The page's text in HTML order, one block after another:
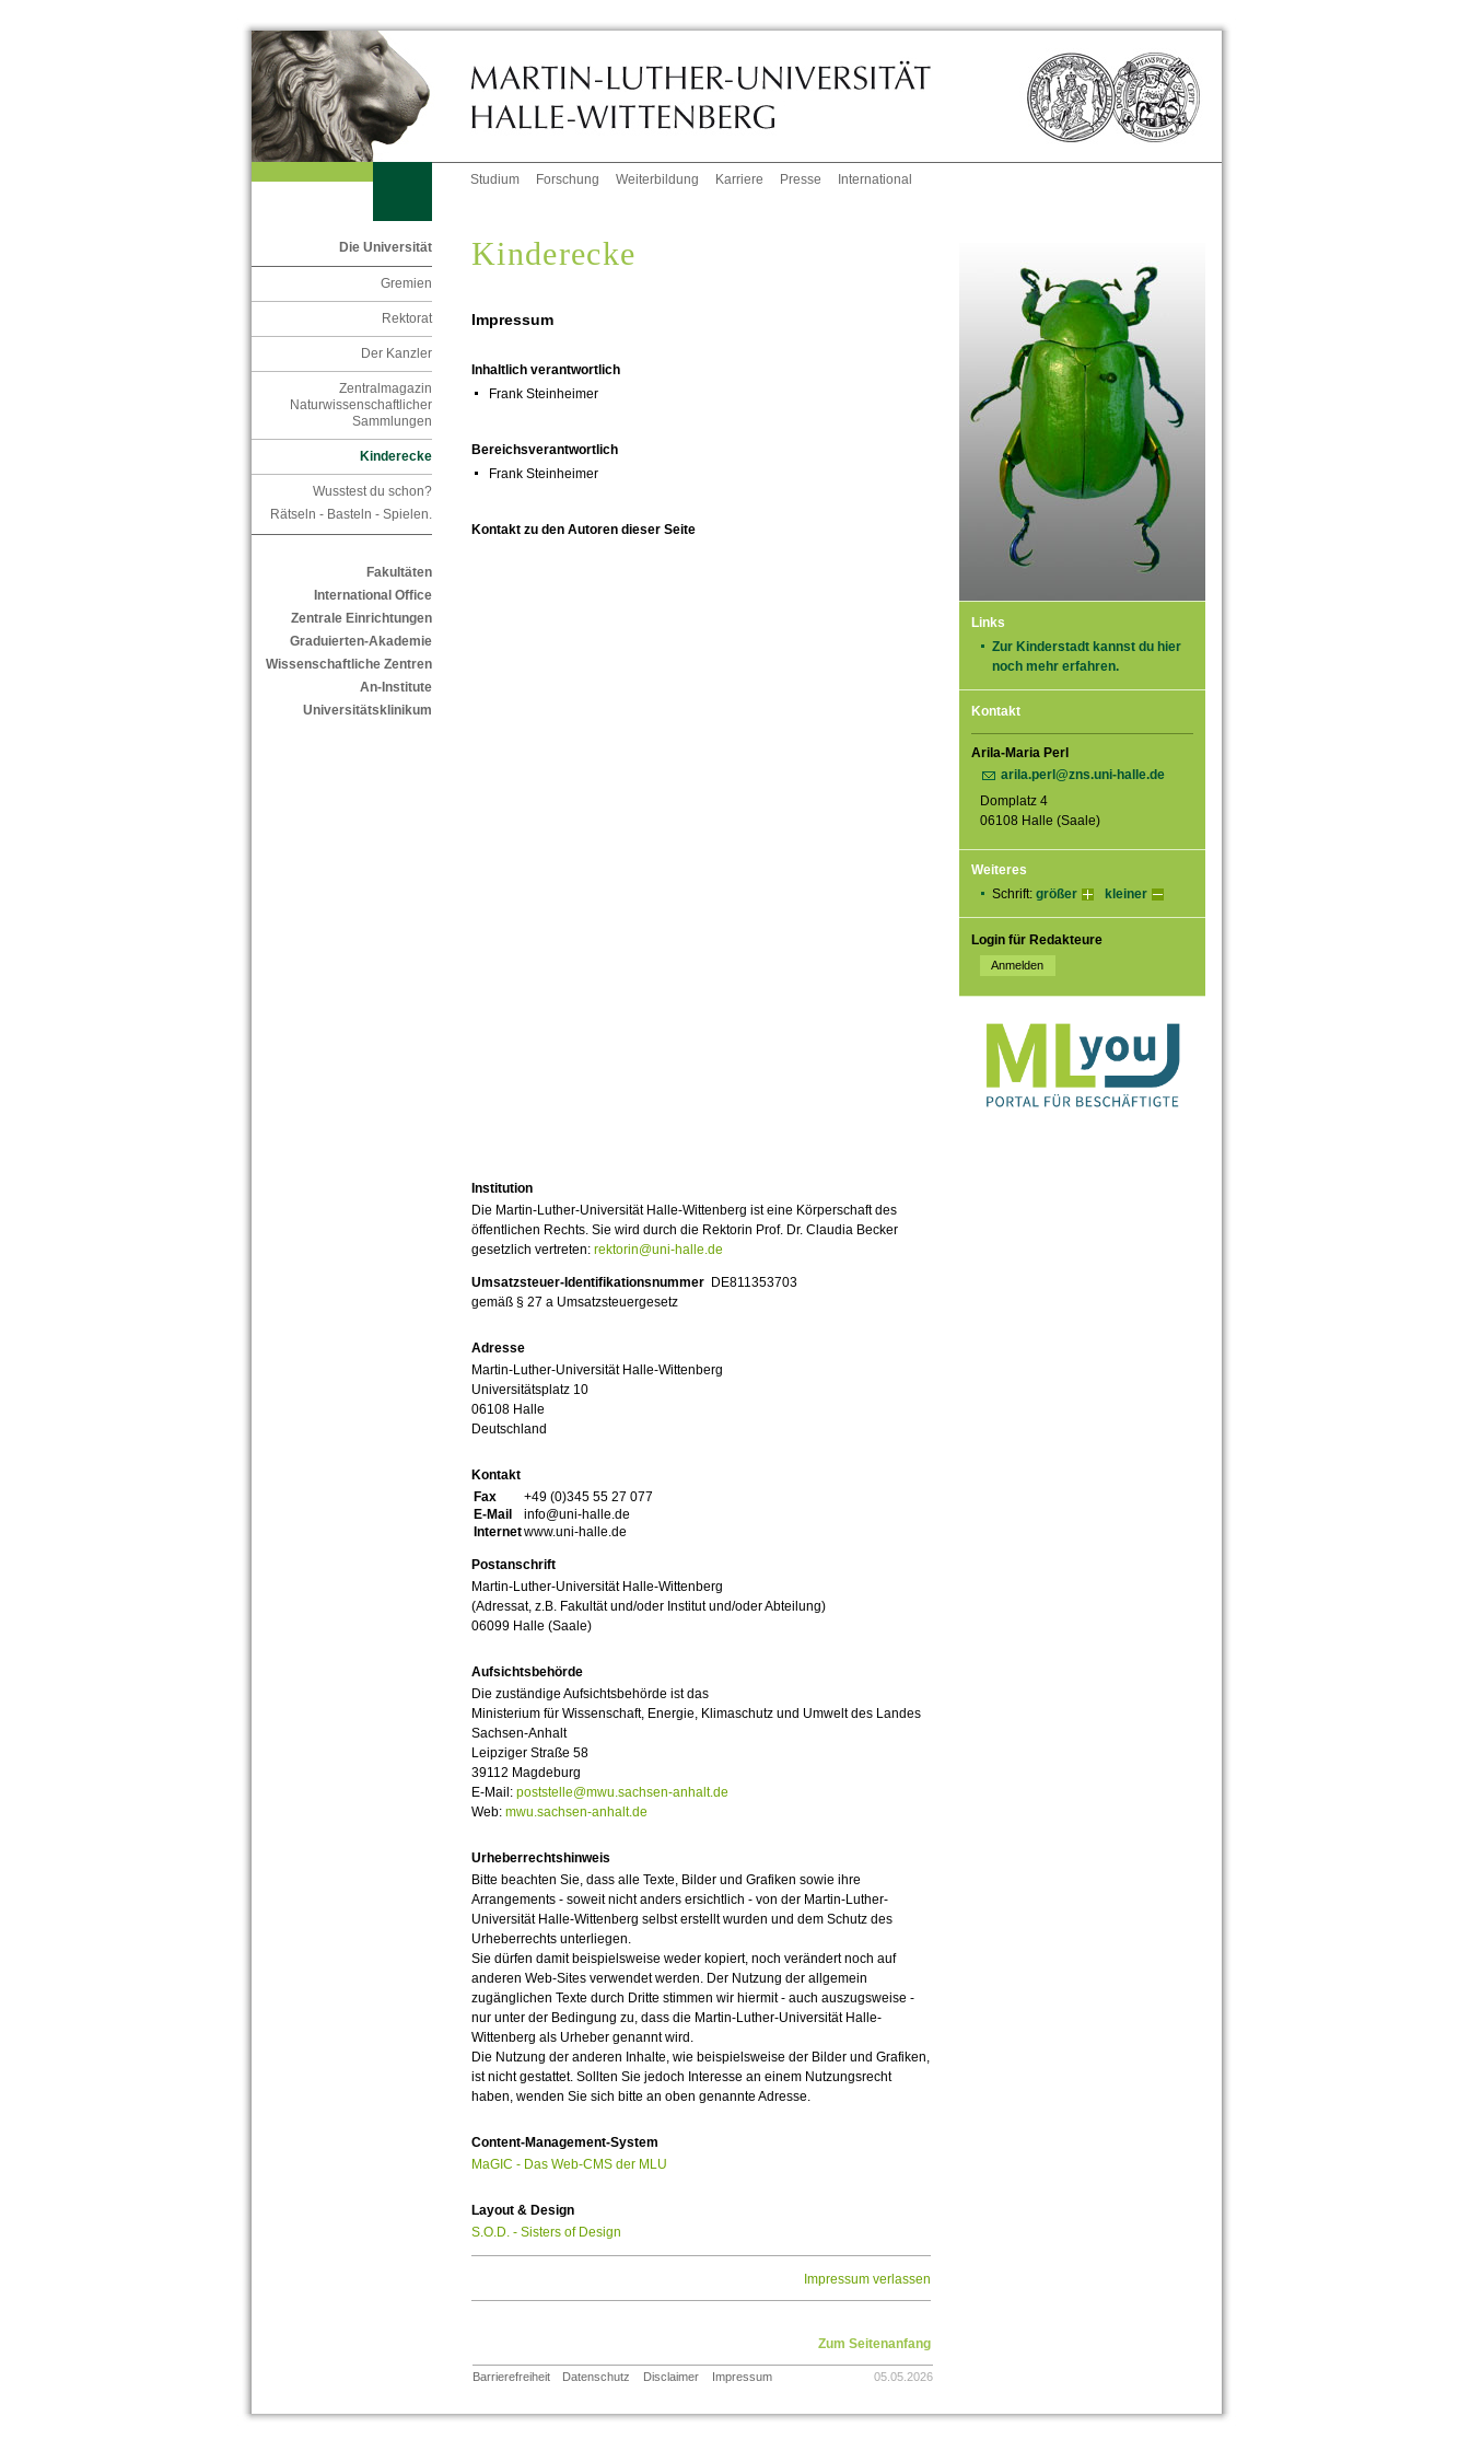
Studium Forschung Weiterbildung Karriere Presse International
Die Universität
Gremien
Rektorat
Der Kanzler
Zentralmagazin
Naturwissenschaftlicher
Sammlungen
Kinderecke
Wusstest du schon?
Rätseln - Basteln - Spielen.
Fakultäten
International Office
Zentrale Einrichtungen
Graduierten-Akademie
Wissenschaftliche Zentren
An-Institute
Universitätsklinikum
Links
Zur Kinderstadt kannst du hier
noch mehr erfahren.
Kontakt
Arila-Maria Perl
arila.perl@zns.uni-halle.de
Domplatz 4
06108 Halle (Saale)
Weiteres
Schrift: größer kleiner
Login für Redakteure
Kinderecke
Impressum
Inhaltlich verantwortlich
Frank Steinheimer
Bereichsverantwortlich
Frank Steinheimer
Kontakt zu den Autoren dieser Seite
Institution
Die Martin-Luther-Universität Halle-Wittenberg ist eine Körperschaft des
öffentlichen Rechts. Sie wird durch die Rektorin Prof. Dr. Claudia Becker
gesetzlich vertreten: rektorin@uni-halle.de
Umsatzsteuer-Identifikationsnummer DE811353703
gemäß § 27 a Umsatzsteuergesetz
Adresse
Martin-Luther-Universität Halle-Wittenberg
Universitätsplatz 10
06108 Halle
Deutschland
Kontakt
Fax
+49 (0)345 55 27 077
E-Mail
info@uni-halle.de
Internetwww.uni-halle.de
Postanschrift
Martin-Luther-Universität Halle-Wittenberg
(Adressat, z.B. Fakultät und/oder Institut und/oder Abteilung)
06099 Halle (Saale)
Aufsichtsbehörde
Die zuständige Aufsichtsbehörde ist das
Ministerium für Wissenschaft, Energie, Klimaschutz und Umwelt des Landes
Sachsen-Anhalt
Leipziger Straße 58
39112 Magdeburg
E-Mail: poststelle@mwu.sachsen-anhalt.de
Web: mwu.sachsen-anhalt.de
Urheberrechtshinweis
Bitte beachten Sie, dass alle Texte, Bilder und Grafiken sowie ihre
Arrangements - soweit nicht anders ersichtlich - von der Martin-Luther-
Universität Halle-Wittenberg selbst erstellt wurden und dem Schutz des
Urheberrechts unterliegen.
Sie dürfen damit beispielsweise weder kopiert, noch verändert noch auf
anderen Web-Sites verwendet werden. Der Nutzung der allgemein
zugänglichen Texte durch Dritte stimmen wir hiermit - auch auszugsweise -
nur unter der Bedingung zu, dass die Martin-Luther-Universität Halle-
Wittenberg als Urheber genannt wird.
Die Nutzung der anderen Inhalte, wie beispielsweise der Bilder und Grafiken,
ist nicht gestattet. Sollten Sie jedoch Interesse an einem Nutzungsrecht
haben, wenden Sie sich bitte an oben genannte Adresse.
Content-Management-System
MaGIC - Das Web-CMS der MLU
Layout & Design
S.O.D. - Sisters of Design
Impressum verlassen
Zum Seitenanfang
Barrierefreiheit Datenschutz Disclaimer Impressum 05.05.2026